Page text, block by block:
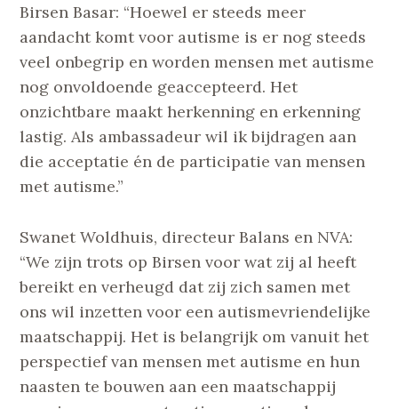
Birsen Basar: “Hoewel er steeds meer
aandacht komt voor autisme is er nog steeds
veel onbegrip en worden mensen met autisme
nog onvoldoende geaccepteerd. Het
onzichtbare maakt herkenning en erkenning
lastig. Als ambassadeur wil ik bijdragen aan
die acceptatie én de participatie van mensen
met autisme.”
Swanet Woldhuis, directeur Balans en NVA:
“We zijn trots op Birsen voor wat zij al heeft
bereikt en verheugd dat zij zich samen met
ons wil inzetten voor een autismevriendelijke
maatschappij. Het is belangrijk om vanuit het
perspectief van mensen met autisme en hun
naasten te bouwen aan een maatschappij